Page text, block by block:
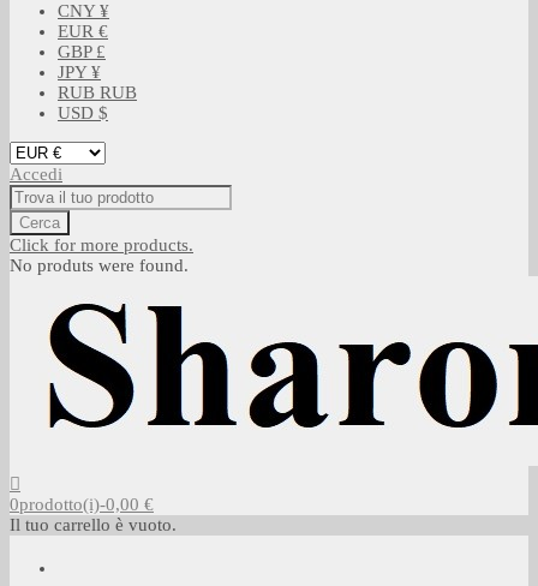
CNY ¥
EUR €
GBP £
JPY ¥
RUB RUB
USD $
Accedi
Cerca
Click for more products.
No produts were found.
0prodotto(i)-0,00 €
Il tuo carrello è vuoto.